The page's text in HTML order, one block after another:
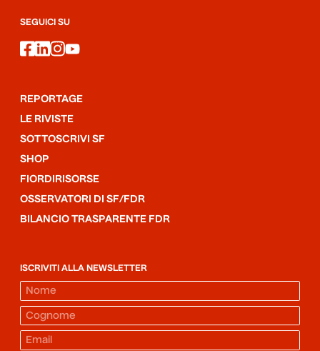
SEGUICI SU
facebook
linkedin
instagram
youtube
REPORTAGE
LE RIVISTE
SOTTOSCRIVI SF
SHOP
FIORDIRISORSE
OSSERVATORI DI SF/FDR
BILANCIO TRASPARENTE FDR
ISCRIVITI ALLA NEWSLETTER